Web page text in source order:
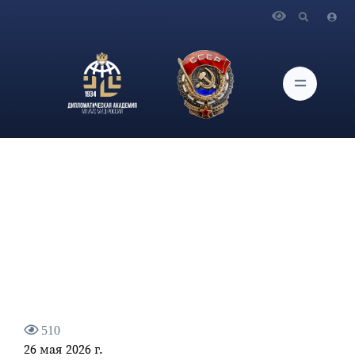
О.Г.Карпович дал интервью «Время нестандартных
решений» для журнала «Национальная оборона»
510
26 мая 2026 г.